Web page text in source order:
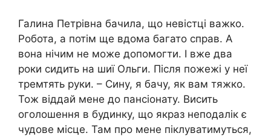
Галина Петрівна бачила, що невістці важко.
Робота, а потім ще вдома багато справ. А
вона нічим не може допомогти. І вже два
роки сидить на шиї Ольги. Після пожежі у неї
тремтять руки. – Сину, я бачу, як вам тяжко.
Тож віддай мене до пансіонату. Висить
оголошення в будинку, що якраз неподалік є
чудове місце. Там про мене піклуватимуться,